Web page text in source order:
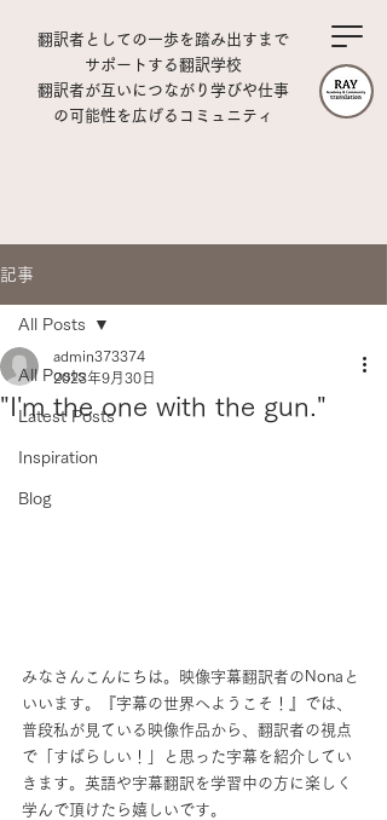
翻訳者としての一歩を踏み出すまで
サポートする翻訳学校
翻訳者が互いにつながり学びや仕事
の可能性を広げるコミュニティ
記事
All Posts
Latest Posts
Inspiration
Blog
All Posts
"I'm the one with the gun."
admin373374
2023年9月30日
みなさんこんにちは。映像字幕翻訳者のNonaと
いいます。『字幕の世界へようこそ！』では、
普段私が見ている映像作品から、翻訳者の視点
で「すばらしい！」と思った字幕を紹介してい
きます。英語や字幕翻訳を学習中の方に楽しく
学んで頂けたら嬉しいです。